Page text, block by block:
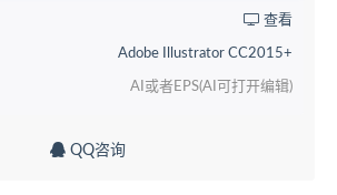
查看
Adobe Illustrator CC2015+
AI或者EPS(AI可打开编辑)
QQ咨询